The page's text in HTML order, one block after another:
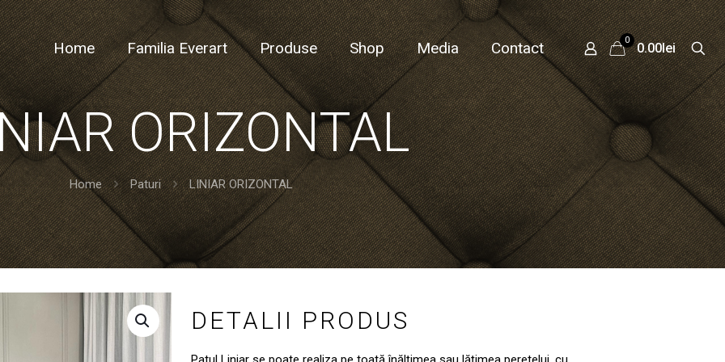
Home Familia Everart Produse Shop Media Contact 0
0.00lei
ORIZONTAL
Home Paturi LINIAR ORIZONTAL
DETALII PRODUS